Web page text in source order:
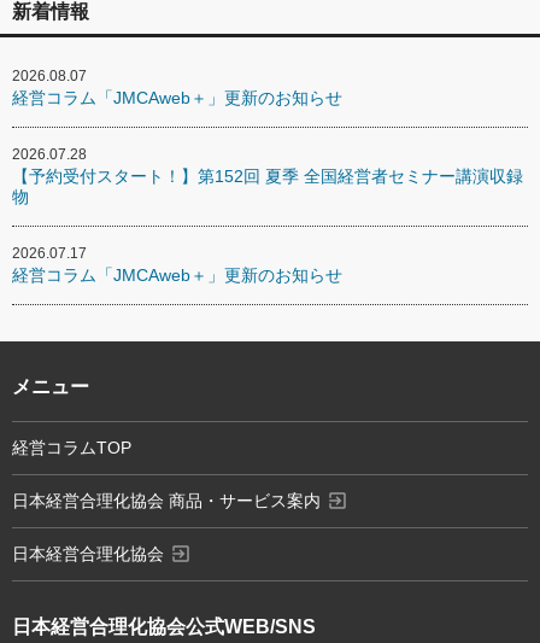
新着情報
2026.08.07
経営コラム「JMCAweb＋」更新のお知らせ
2026.07.28
【予約受付スタート！】第152回 夏季 全国経営者セミナー講演収録
物
2026.07.17
経営コラム「JMCAweb＋」更新のお知らせ
日本経営合理化協会公式WEB/SNS
メニュー
経営コラムTOP
日本経営合理化協会 商品・サービス案内 exit_to_app
日本経営合理化協会 exit_to_app